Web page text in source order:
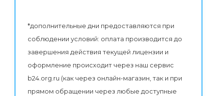
*дополнительные дни предоставляются при
соблюдении условий: оплата производится до
завершения действия текущей лицензии и
оформление происходит через наш сервис
b24.org.ru (как через онлайн-магазин, так и при
прямом обращении через любые доступные